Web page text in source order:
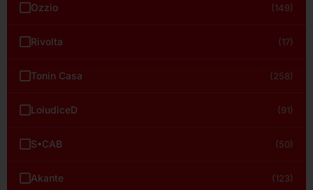
Ozzio (149)
Rivolta (17)
Tonin Casa (258)
LoiudiceD (91)
S•CAB (50)
Akante (123)